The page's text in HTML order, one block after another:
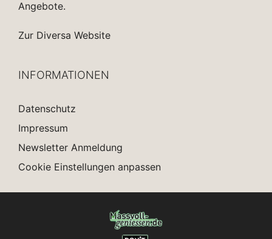
Angebote.
Zur Diversa Website
INFORMATIONEN
Datenschutz
Impressum
Newsletter Anmeldung
Cookie Einstellungen anpassen